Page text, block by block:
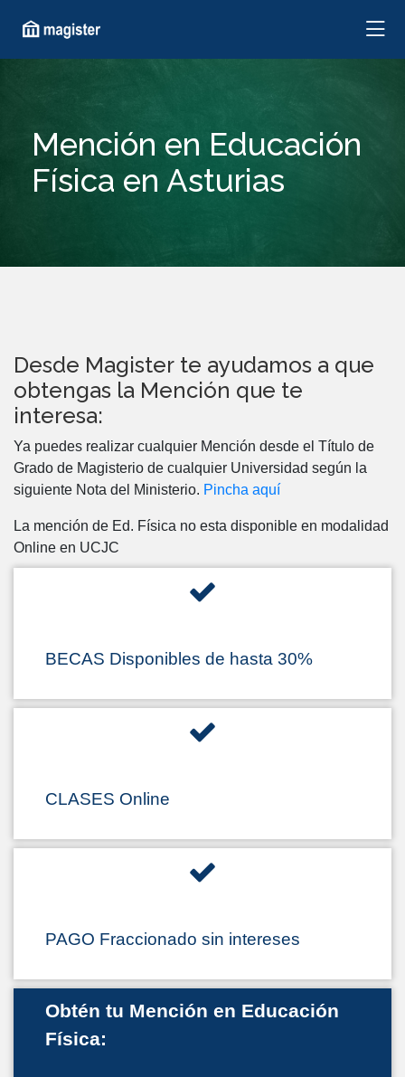
Mención en Educación
Física en Asturias
Desde Magister te ayudamos a que
obtengas la Mención que te
interesa:
Ya puedes realizar cualquier Mención desde el Título de
Grado de Magisterio de cualquier Universidad según la
siguiente Nota del Ministerio. Pincha aquí
La mención de Ed. Física no esta disponible en modalidad
Online en UCJC
BECAS Disponibles de hasta 30%
CLASES Online
PAGO Fraccionado sin intereses
Obtén tu Mención en Educación
Física: